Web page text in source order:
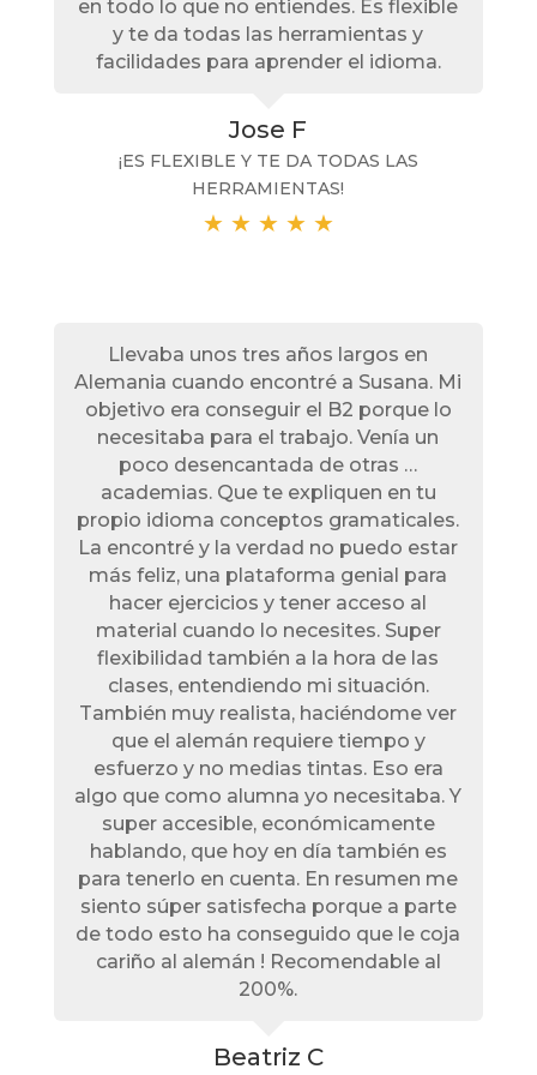
en todo lo que no entiendes. Es flexible
y te da todas las herramientas y
facilidades para aprender el idioma.
Jose F
¡ES FLEXIBLE Y TE DA TODAS LAS
HERRAMIENTAS!
★ ★ ★ ★ ★
Llevaba unos tres años largos en
Alemania cuando encontré a Susana. Mi
objetivo era conseguir el B2 porque lo
necesitaba para el trabajo. Venía un
poco desencantada de otras …
academias. Que te expliquen en tu
propio idioma conceptos gramaticales.
La encontré y la verdad no puedo estar
más feliz, una plataforma genial para
hacer ejercicios y tener acceso al
material cuando lo necesites. Super
flexibilidad también a la hora de las
clases, entendiendo mi situación.
También muy realista, haciéndome ver
que el alemán requiere tiempo y
esfuerzo y no medias tintas. Eso era
algo que como alumna yo necesitaba. Y
super accesible, económicamente
hablando, que hoy en día también es
para tenerlo en cuenta. En resumen me
siento súper satisfecha porque a parte
de todo esto ha conseguido que le coja
cariño al alemán ! Recomendable al
200%.
Beatriz C